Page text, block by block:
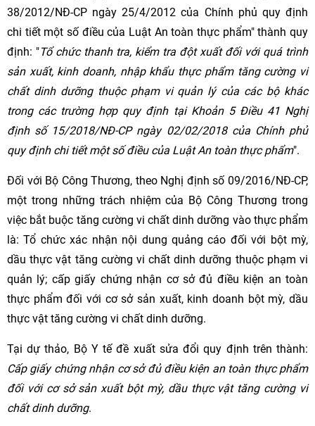
38/2012/NĐ-CP ngày 25/4/2012 của Chính phủ quy định
chi tiết một số điều của Luật An toàn thực phẩm" thành quy
định: "Tổ chức thanh tra, kiểm tra đột xuất đối với quá trình
sản xuất, kinh doanh, nhập khẩu thực phẩm tăng cường vi
chất dinh dưỡng thuộc phạm vi quản lý của các bộ khác
trong các trường hợp quy định tại Khoản 5 Điều 41 Nghị
định số 15/2018/NĐ-CP ngày 02/02/2018 của Chính phủ
quy định chi tiết một số điều của Luật An toàn thực phẩm".
Đối với Bộ Công Thương, theo Nghị định số 09/2016/NĐ-CP,
một trong những trách nhiệm của Bộ Công Thương trong
việc bắt buộc tăng cường vi chất dinh dưỡng vào thực phẩm
là: Tổ chức xác nhận nội dung quảng cáo đối với bột mỳ,
dầu thực vật tăng cường vi chất dinh dưỡng thuộc phạm vi
quản lý; cấp giấy chứng nhận cơ sở đủ điều kiện an toàn
thực phẩm đối với cơ sở sản xuất, kinh doanh bột mỳ, dầu
thực vật tăng cường vi chất dinh dưỡng.
Tại dự thảo, Bộ Y tế đề xuất sửa đổi quy định trên thành:
Cấp giấy chứng nhận cơ sở đủ điều kiện an toàn thực phẩm
đối với cơ sở sản xuất bột mỳ, dầu thực vật tăng cường vi
chất dinh dưỡng.